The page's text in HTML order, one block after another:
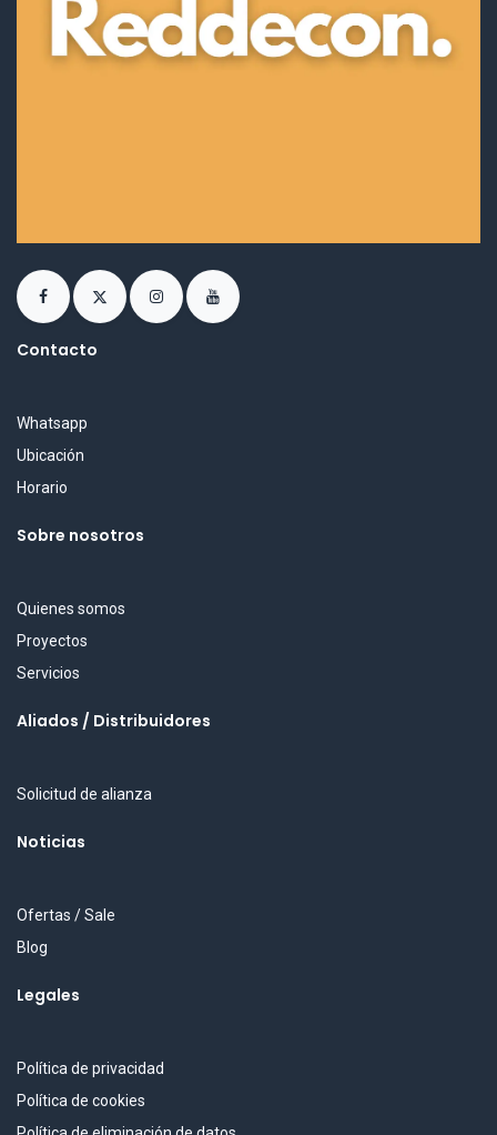
Contacto
Whatsapp
Ubicación
Horario
Sobre nosotros
Quienes somos
Proyectos
Servicios
Aliados / Distribuidores
Solicitud de alianza
Noticias
Ofertas / Sale
Blog
Legales
Política de privacidad
Política de cookies